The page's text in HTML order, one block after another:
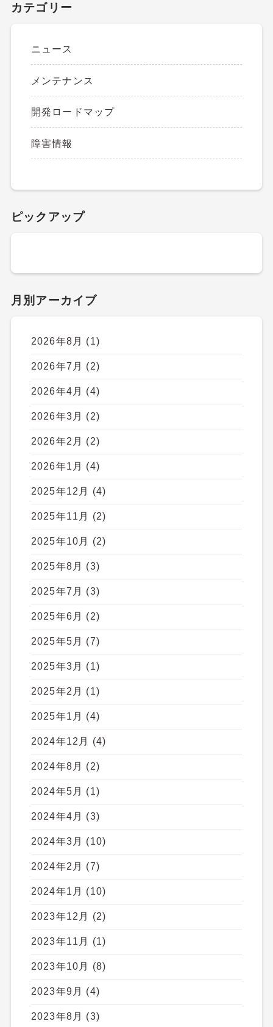
カテゴリー
ニュース
メンテナンス
開発ロードマップ
障害情報
ピックアップ
月別アーカイブ
2026年8月 (1)
2026年7月 (2)
2026年4月 (4)
2026年3月 (2)
2026年2月 (2)
2026年1月 (4)
2025年12月 (4)
2025年11月 (2)
2025年10月 (2)
2025年8月 (3)
2025年7月 (3)
2025年6月 (2)
2025年5月 (7)
2025年3月 (1)
2025年2月 (1)
2025年1月 (4)
2024年12月 (4)
2024年8月 (2)
2024年5月 (1)
2024年4月 (3)
2024年3月 (10)
2024年2月 (7)
2024年1月 (10)
2023年12月 (2)
2023年11月 (1)
2023年10月 (8)
2023年9月 (4)
2023年8月 (3)